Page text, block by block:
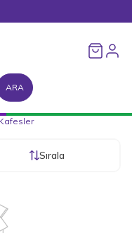
ARA
Kafesler
Sırala